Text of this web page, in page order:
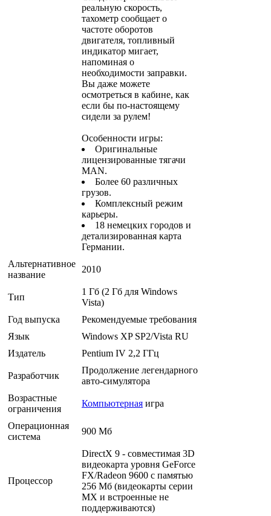
реальную скорость,
тахометр сообщает о
частоте оборотов
двигателя, топливный
индикатор мигает,
напоминая о
необходимости заправки.
Вы даже можете
осмотреться в кабине, как
если бы по-настоящему
сидели за рулем!
Особенности игры:
Оригинальные
лицензированные тягачи
MAN.
Более 60 различных
грузов.
Комплексный режим
карьеры.
18 немецких городов и
детализированная карта
Германии.
Альтернативное
название
2010
Тип
1 Гб (2 Гб для Windows
Vista)
Год выпуска
Рекомендуемые требования
Язык
Windows XP SP2/Vista RU
Издатель
Pentium IV 2,2 ГГц
Разработчик
Продолжение легендарного
авто-симулятора
Возрастные
ограничения
Компьютерная игра
Операционная
система
900 Мб
Процессор
DirectX 9 - совместимая 3D
видеокарта уровня GeForce
FX/Radeon 9600 с памятью
256 Мб (видеокарты серии
MX и встроенные не
поддерживаются)